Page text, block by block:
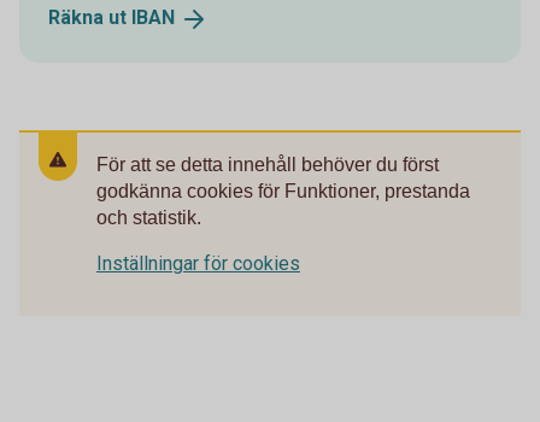
Räkna ut IBAN
För att se detta innehåll behöver du först
godkänna cookies för Funktioner, prestanda
och statistik.
Inställningar för cookies